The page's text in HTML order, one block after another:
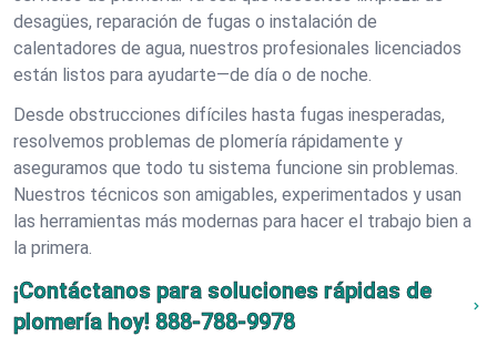
desagües, reparación de fugas o instalación de
calentadores de agua, nuestros profesionales licenciados
están listos para ayudarte—de día o de noche.
Desde obstrucciones difíciles hasta fugas inesperadas,
resolvemos problemas de plomería rápidamente y
aseguramos que todo tu sistema funcione sin problemas.
Nuestros técnicos son amigables, experimentados y usan
las herramientas más modernas para hacer el trabajo bien a
la primera.
¡Contáctanos para soluciones rápidas de
plomería hoy! 888-788-9978